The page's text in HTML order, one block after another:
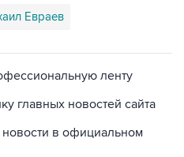
Евраев
ленту
главных новостей сайта
в официальном